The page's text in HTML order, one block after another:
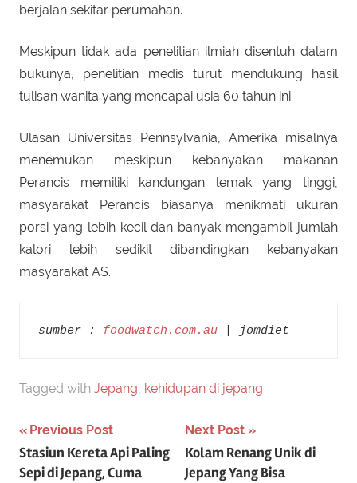
berjalan sekitar perumahan.
Meskipun tidak ada penelitian ilmiah disentuh dalam
bukunya, penelitian medis turut mendukung hasil
tulisan wanita yang mencapai usia 60 tahun ini.
Ulasan Universitas Pennsylvania, Amerika misalnya
menemukan meskipun kebanyakan makanan
Perancis memiliki kandungan lemak yang tinggi,
masyarakat Perancis biasanya menikmati ukuran
porsi yang lebih kecil dan banyak mengambil jumlah
kalori lebih sedikit dibandingkan kebanyakan
masyarakat AS.
sumber : foodwatch.com.au | jomdiet
Tagged with Jepang kehidupan di jepang
Post
navigation
Previous Post
Stasiun Kereta Api Paling
Sepi di Jepang, Cuma
Next Post
Kolam Renang Unik di
Jepang Yang Bisa